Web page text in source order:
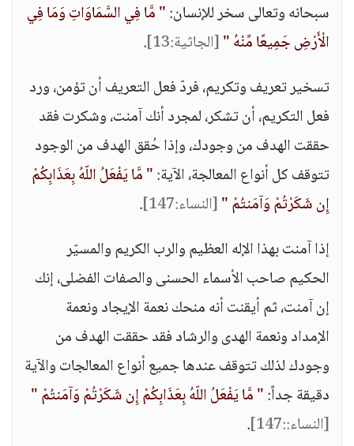
سبحانه وتعالى سخر للإنسان:" مَّا فِي السَّمَاوَاتِ وَمَا فِي
الْأَرْضِ جَمِيعًا مِّنْهُ "[الجاثية:13]
.
تسخير تعريف وتكريم، فردّ فعل التعريف أن تؤمن، ورد
فعل التكريم، أن تشكر، لمجرد أنك آمنت، وشكرت فقد
حققت الهدف من وجودك، وإذا حُقق الهدف من الوجود
تتوقف كل أنواع المعالجة، الآية:" مَّا يَفْعَلُ اللّهُ بِعَذَابِكُمْ
إِن شَكَرْتُمْ وَآمَنتُمْ "[النساء:147]
.
إذا آمنت بهذا الإله العظيم والرب الكريم والمسيّر
الحكيم صاحب الأسماء الحسنى والصفات الفضلى، إنك
إن آمنت، ثم أيقنت أنه منحك نعمة الإيجاد ونعمة
الإمداد ونعمة الهدى والرشاد فقد حققت الهدف من
وجودك لذلك تتوقف عندها جميع أنواع المعالجات والآية
دقيقة جداً:" مَّا يَفْعَلُ اللّهُ بِعَذَابِكُمْ إِن شَكَرْتُمْ وَآمَنتُمْ "
[النساء::147]
.